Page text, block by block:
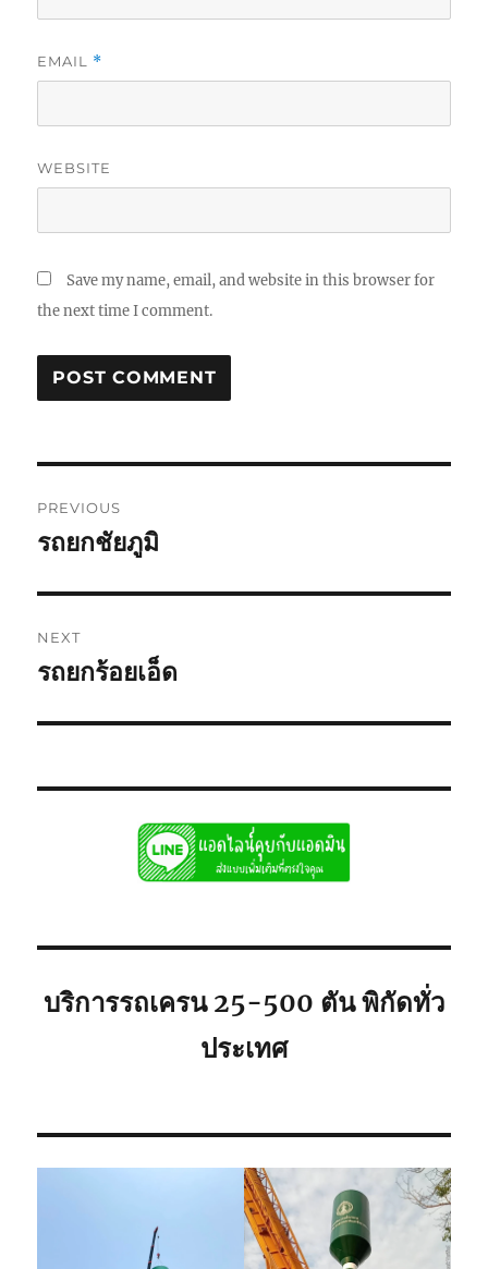
EMAIL *
WEBSITE
Save my name, email, and website in this browser for
the next time I comment.
navigation
PREVIOUS
Previous
รถยกชัยภูมิ
NEXT
Next
รถยกร้อยเอ็ด
บริการรถเครน 25-500 ตัน พิกัดทั่ว
ประเทศ